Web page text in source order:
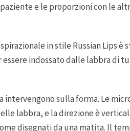
e le proporzioni con le
in stile Russian Lips è
indossato dalle labbra di
intervengono sulla forma. Le
labbra, e la direzione è
disegnati da una matita. Il